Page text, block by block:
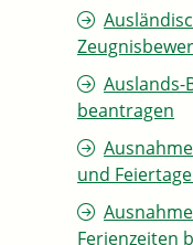
Auslands-
beantragen
und
Ferienzeiten